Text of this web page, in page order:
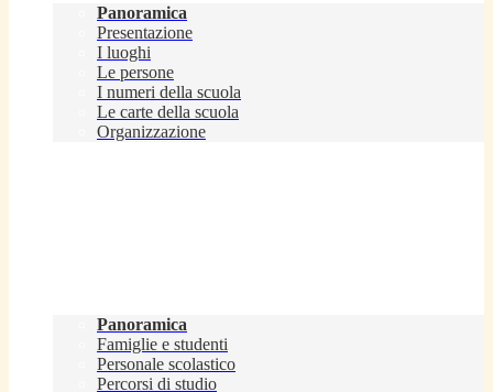
Panoramica
Presentazione
I luoghi
Le persone
I numeri della scuola
Le carte della scuola
Organizzazione
Panoramica
Famiglie e studenti
Personale scolastico
Percorsi di studio